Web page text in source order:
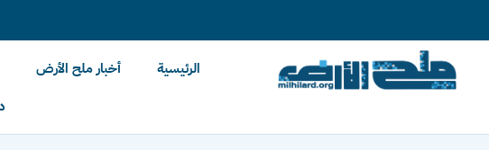
الرئيسية أخبار ملح الأرض